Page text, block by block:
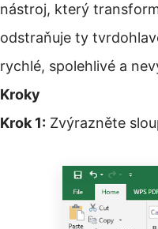
nástroj, který
odstraňuje ty
rychlé, spolehlivé a
Kroky
Krok 1: Zvýrazněte